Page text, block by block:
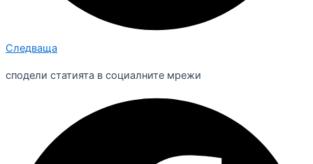
Следваща
сподели статията в социалните мрежи